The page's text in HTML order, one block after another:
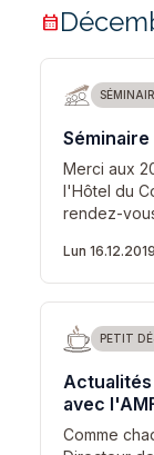
calendar_month
Séminaire
Merci aux
l'Hôtel du
rendez-
Lun 16.12.2019
PETIT
Actualités
avec
Comme